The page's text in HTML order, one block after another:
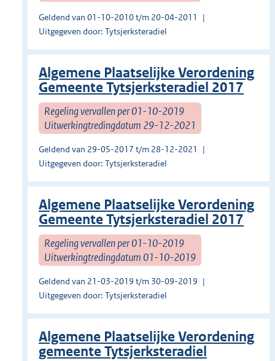
Geldend van 01-10-2010 t/m 20-04-2011
Uitgegeven door: Tytsjerksteradiel
Algemene Plaatselijke Verordening
Gemeente Tytsjerksteradiel 2017
Regeling vervallen per 01-10-2019
Uitwerkingtredingdatum 29-12-2021
Geldend van 29-05-2017 t/m 28-12-2021
Uitgegeven door: Tytsjerksteradiel
Algemene Plaatselijke Verordening
Gemeente Tytsjerksteradiel 2017
Regeling vervallen per 01-10-2019
Uitwerkingtredingdatum 01-10-2019
Geldend van 21-03-2019 t/m 30-09-2019
Uitgegeven door: Tytsjerksteradiel
Algemene Plaatselijke Verordening
gemeente Tytsjerksteradiel